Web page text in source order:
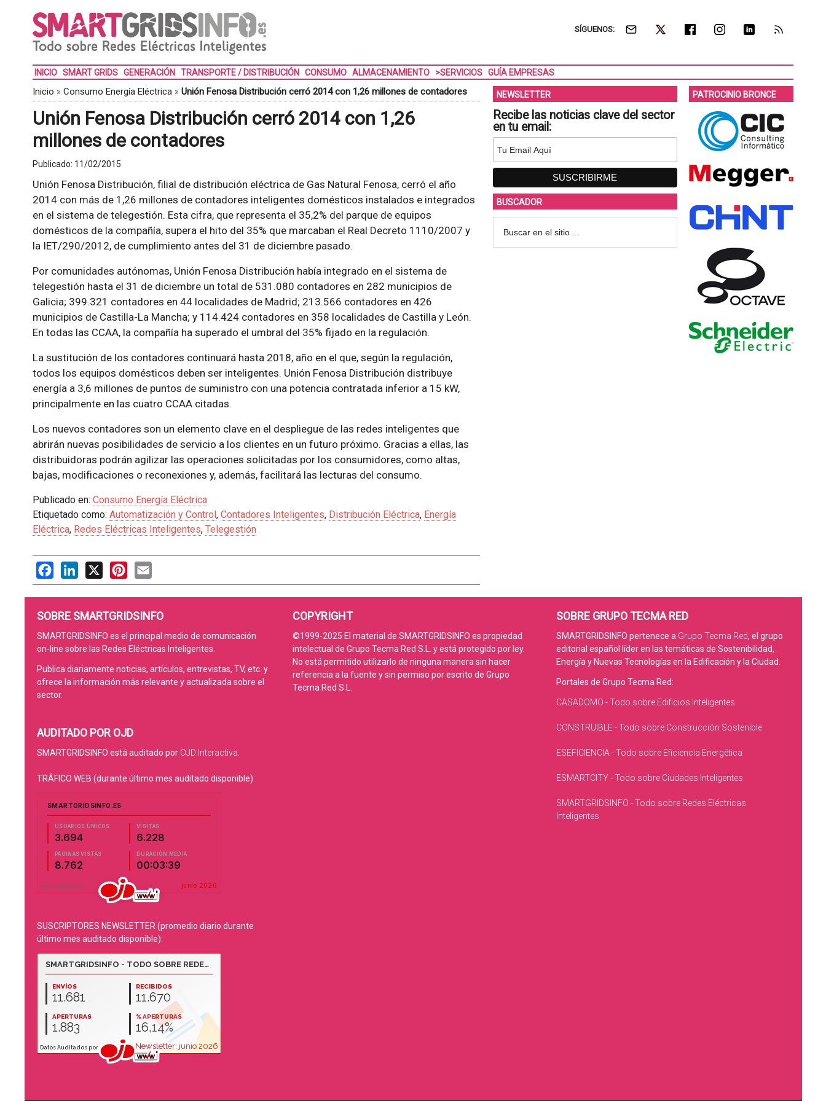
SÍGUENOS:
INICIO SMART GRIDS GENERACIÓN TRANSPORTE / DISTRIBUCIÓN CONSUMO ALMACENAMIENTO >SERVICIOS GUÍA EMPRESAS
Inicio » Consumo Energía Eléctrica» Unión Fenosa Distribución cerró 2014 con 1,26 millones de contadores
Unión Fenosa Distribución cerró 2014 con 1,26
millones de contadores
Publicado: 11/02/2015
Unión Fenosa Distribución, filial de distribución eléctrica de Gas Natural Fenosa, cerró el año
2014 con más de 1,26 millones de contadores inteligentes domésticos instalados e integrados
en el sistema de telegestión. Esta cifra, que representa el 35,2% del parque de equipos
domésticos de la compañía, supera el hito del 35% que marcaban el Real Decreto 1110/2007 y
la IET/290/2012, de cumplimiento antes del 31 de diciembre pasado.
Por comunidades autónomas, Unión Fenosa Distribución había integrado en el sistema de
telegestión hasta el 31 de diciembre un total de 531.080 contadores en 282 municipios de
Galicia; 399.321 contadores en 44 localidades de Madrid; 213.566 contadores en 426
municipios de Castilla-La Mancha; y 114.424 contadores en 358 localidades de Castilla y León.
En todas las CCAA, la compañía ha superado el umbral del 35% fijado en la regulación.
La sustitución de los contadores continuará hasta 2018, año en el que, según la regulación,
todos los equipos domésticos deben ser inteligentes. Unión Fenosa Distribución distribuye
energía a 3,6 millones de puntos de suministro con una potencia contratada inferior a 15 kW,
principalmente en las cuatro CCAA citadas.
Los nuevos contadores son un elemento clave en el despliegue de las redes inteligentes que
abrirán nuevas posibilidades de servicio a los clientes en un futuro próximo. Gracias a ellas, las
distribuidoras podrán agilizar las operaciones solicitadas por los consumidores, como altas,
bajas, modificaciones o reconexiones y, además, facilitará las lecturas del consumo.
Publicado en: Consumo Energía Eléctrica
Etiquetado como: Automatización y Control, Contadores Inteligentes, Distribución Eléctrica, Energía
Eléctrica, Redes Eléctricas Inteligentes, Telegestión
FacebookLinkedIn
X PinterestEmail
NEWSLETTER
Recibe las noticias clave del sector
en tu email:
BUSCADOR
PATROCINIO BRONCE
SOBRE SMARTGRIDSINFO
SMARTGRIDSINFO es el principal medio de comunicación
on-line sobre las Redes Eléctricas Inteligentes.
Publica diariamente noticias, artículos, entrevistas, TV, etc. y
ofrece la información más relevante y actualizada sobre el
sector.
AUDITADO POR OJD
SMARTGRIDSINFO está auditado por OJD Interactiva
TRÁFICO WEB (durante último mes auditado disponible):
SUSCRIPTORES NEWSLETTER (promedio diario durante
último mes auditado disponible):
COPYRIGHT
©1999-2025 El material de SMARTGRIDSINFO es propiedad
intelectual de Grupo Tecma Red S.L. y está protegido por ley.
No está permitido utilizarlo de ninguna manera sin hacer
referencia a la fuente y sin permiso por escrito de Grupo
Tecma Red S.L.
SOBRE GRUPO TECMA RED
SMARTGRIDSINFO pertenece a Grupo Tecma Red, el grupo
editorial español líder en las temáticas de Sostenibilidad,
Energía y Nuevas Tecnologías en la Edificación y la Ciudad.
Portales de Grupo Tecma Red:
CASADOMO - Todo sobre Edificios Inteligentes
CONSTRUIBLE - Todo sobre Construcción Sostenible
ESEFICIENCIA - Todo sobre Eficiencia Energética
ESMARTCITY - Todo sobre Ciudades Inteligentes
SMARTGRIDSINFO - Todo sobre Redes Eléctricas
Inteligentes